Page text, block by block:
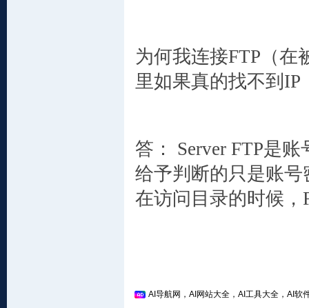
为何我连接FTP（在
里如果真的找不到
答： Server FTP是
给予判断的只是账
在访问目录的时候
AI导航网，AI网站大全，AI工具大全，AI软